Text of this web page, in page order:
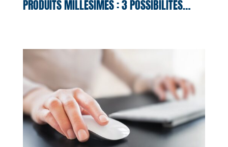
PRODUITS MILLÉSIMÉS : 3 POSSIBILITÉS…